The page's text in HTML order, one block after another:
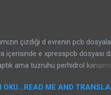
arayüz programı,
basicte hazırlanmış arayüz
çizdiği d evrenin pcb
içerisinde e xpresspcb dosyası
ama tuzruhu perhidrol karışımı
izleyebilirsiniz. Vumetre
OKU...READ ME AND